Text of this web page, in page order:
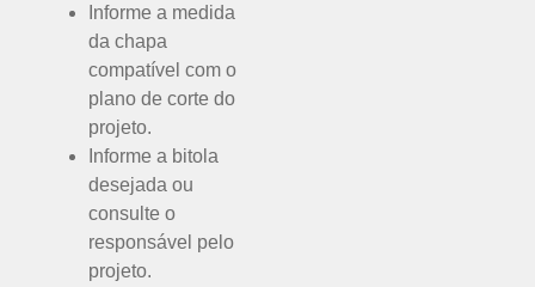
Informe a medida
da chapa
compatível com o
plano de corte do
projeto.
Informe a bitola
desejada ou
consulte o
responsável pelo
projeto.